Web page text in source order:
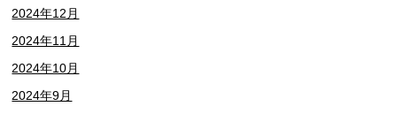
2024年12月
2024年11月
2024年10月
2024年9月